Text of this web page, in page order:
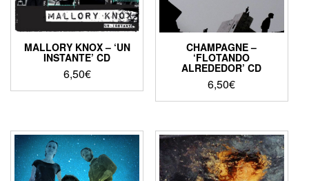
MALLORY KNOX – ‘UN
INSTANTE’ CD
6,50€
CHAMPAGNE –
‘FLOTANDO
ALREDEDOR’ CD
6,50€